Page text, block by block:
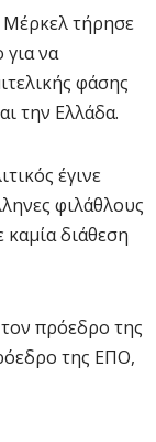
Μέρκελ τήρησε
να
φάσης
την Ελλάδα.
έγινε
φιλάθλους
διάθεση
τον πρόεδρο της
της ΕΠΟ,